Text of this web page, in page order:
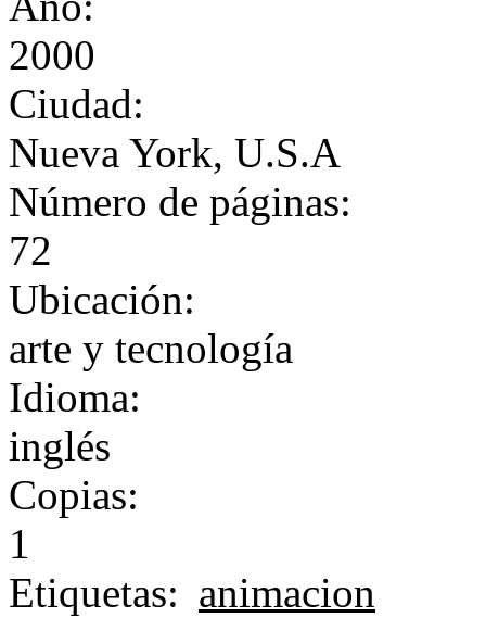
2000
Ciudad:
Nueva York, U.S.A
Número de páginas:
72
Ubicación:
arte y tecnología
Idioma:
inglés
Copias:
1
Etiquetas: animacion